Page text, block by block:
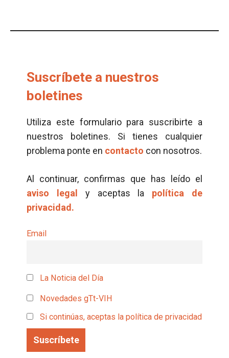
Suscríbete a nuestros
boletines
Utiliza este formulario para suscribirte a
nuestros boletines. Si tienes cualquier
problema ponte en contacto con nosotros.
Al continuar, confirmas que has leído el
aviso legal
y aceptas la política de
privacidad.
Email
La Noticia del Día
Novedades gTt-VIH
Si continúas, aceptas la política de privacidad